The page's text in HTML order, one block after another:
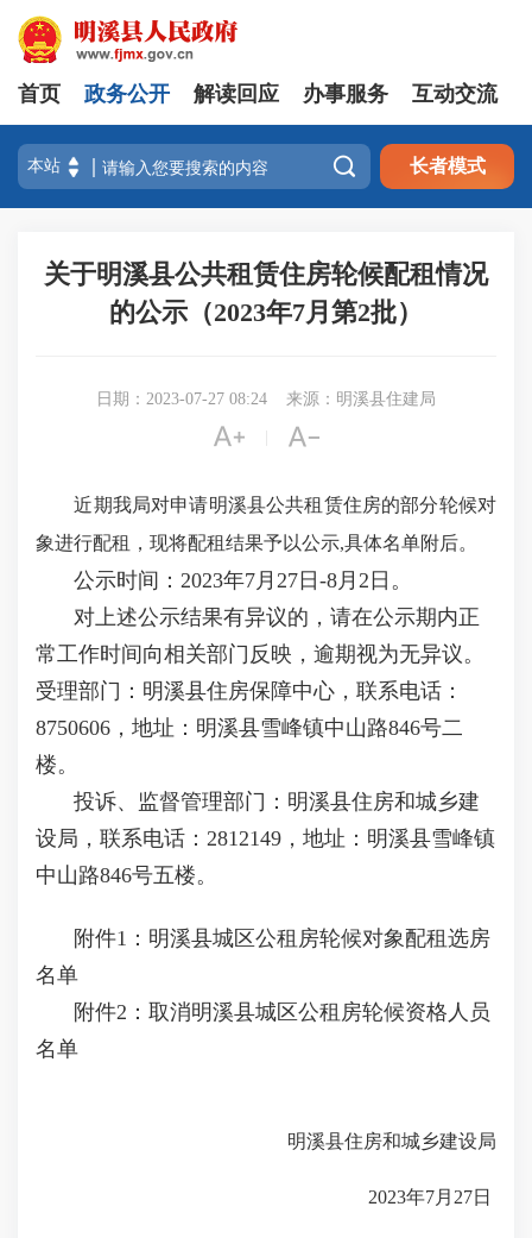
首页 政务公开 解读回应 办事服务 互动交流
 长者模式
关于明溪县公共租赁住房轮候配租情况
的公示（2023年7月第2批）
日期：2023-07-27 08:24 来源：明溪县住建局
 
近期我局对申请明溪县公共租赁住房的部分轮候对
象进行配租，现将配租结果予以公示,具体名单附后。
公示时间：2023年7月27日-8月2日。
对上述公示结果有异议的，请在公示期内正
常工作时间向相关部门反映，逾期视为无异议。
受理部门：明溪县住房保障中心，联系电话：
8750606，地址：明溪县雪峰镇中山路846号二
楼。
投诉、监督管理部门：明溪县住房和城乡建
设局，联系电话：2812149，地址：明溪县雪峰镇
中山路846号五楼。
附件1：明溪县城区公租房轮候对象配租选房
名单
附件2：取消明溪县城区公租房轮候资格人员
名单
明溪县住房和城乡建设局
2023年7月27日